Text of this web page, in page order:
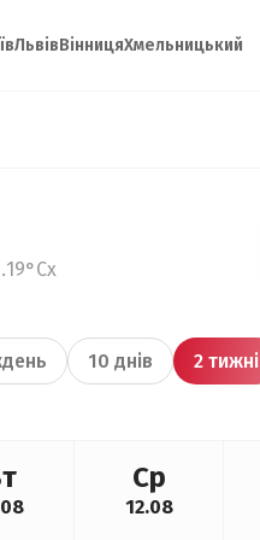
ЛьвівВінницяХмельницький
10 днів 2 тижні
Ср
12.08